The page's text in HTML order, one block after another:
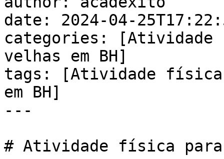
date: 2024-04-
categories: [Atividade
velhas em BH]
tags: [Atividade física
em BH]
---
# Atividade física para